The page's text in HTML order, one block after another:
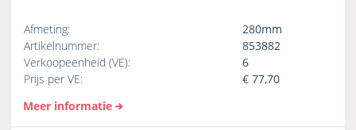
Afmeting:
280mm
Artikelnummer:
853882
Verkoopeenheid (VE):
6
Prijs per VE:
€77,70
Meer informatie